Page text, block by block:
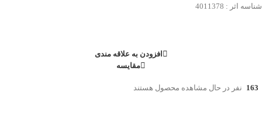
شناسه اثر : 4011378
افزودن به علاقه مندی
مقایسه
163 نفر در حال مشاهده محصول هستند